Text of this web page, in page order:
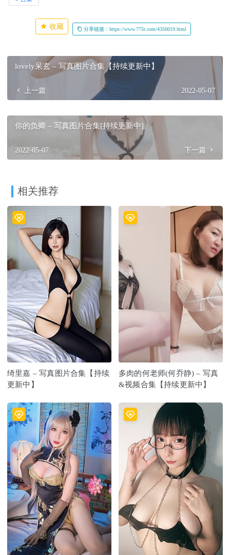
收藏 分享链接：https://www.775t.com/4350019.html
lovely呆玄 – 写真图片合集【持续更新中】
上一篇 2022-05-07
你的负卿 – 写真图片合集[持续更新中]
2022-05-07 下一篇
相关推荐
绮里嘉 – 写真图片合集【持续
更新中】
多肉的何老师(何乔静) – 写真
&视频合集【持续更新中】